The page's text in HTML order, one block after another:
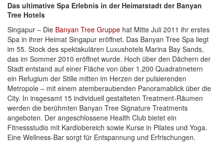
Das ultimative Spa Erlebnis in der Heimatstadt der Banyan
Tree Hotels
Singapur – Die Banyan Tree Gruppe hat Mitte Juli 2011 ihr erstes
Spa in ihrer Heimat Singapur eröffnet. Das Banyan Tree Spa liegt
im 55. Stock des spektakulären Luxushotels Marina Bay Sands,
das im Sommer 2010 eröffnet wurde. Hoch über den Dächern der
Stadt entstand auf einer Fläche von über 1.200 Quadratmetern
ein Refugium der Stille mitten im Herzen der pulsierenden
Metropole – mit einem atemberaubenden Panoramablick über die
City. In insgesamt 15 individuell gestalteten Treatment-Räumen
werden die berühmten Banyan Tree Signature Treatments
angeboten. Der angeschlossene Health Club bietet ein
Fitnessstudio mit Kardiobereich sowie Kurse in Pilates und Yoga.
Eine Wellness-Bar sorgt für Entspannung und Erfrischungen.